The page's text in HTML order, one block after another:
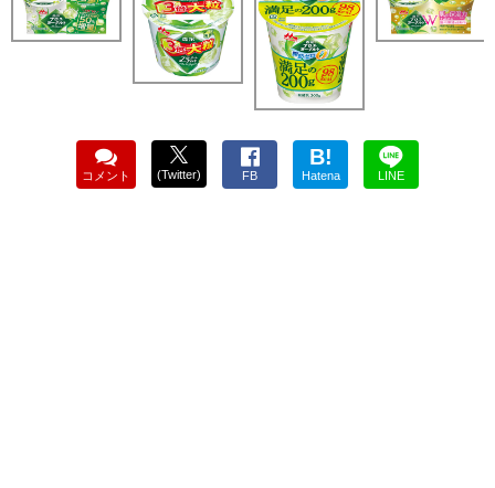
コメント (Twitter) FB
B!
Hatena LINE